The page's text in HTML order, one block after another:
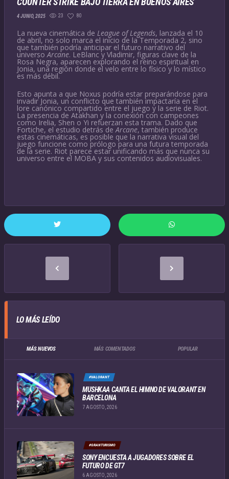
4 JUNIO, 2025 23 80
La nueva cinemática de League of Legends, lanzada el 10
de abril, no solo marca el inicio de la Temporada 2, sino
que también podría anticipar el futuro narrativo del
universoArcane. LeBlanc y Vladimir, figuras clave de la
Rosa Negra, aparecen explorando el reino espiritual en
Jonia, una región donde el velo entre lo físico y lo místico
es más débil.
Esto apunta a que Noxus podría estar preparándose para
invadir Jonia, un conflicto que también impactaría en el
lore canónico compartido entre el juego y la serie de Riot.
La presencia de Atakhan y la conexión con campeones
como Irelia, Shen o Yi refuerzan esta trama. Dado que
Fortiche, el estudio detrás deArcane, también produce
estas cinemáticas, es posible que la narrativa visual del
juego funcione como prólogo para una futura temporada
de la serie. Riot parece estar unificando más que nunca su
universo entre el MOBA y sus contenidos audiovisuales.
LO MÁS LEÍDO
MÁS NUEVOS MÁS COMENTADOS POPULAR
#VALORANT
MUSHKAA CANTA EL HIMNO DE VALORANT EN
BARCELONA
7 AGOSTO, 2026
#GRANTURISMO
SONY ENCUESTA A JUGADORES SOBRE EL
FUTURO DE GT7
6 AGOSTO, 2026